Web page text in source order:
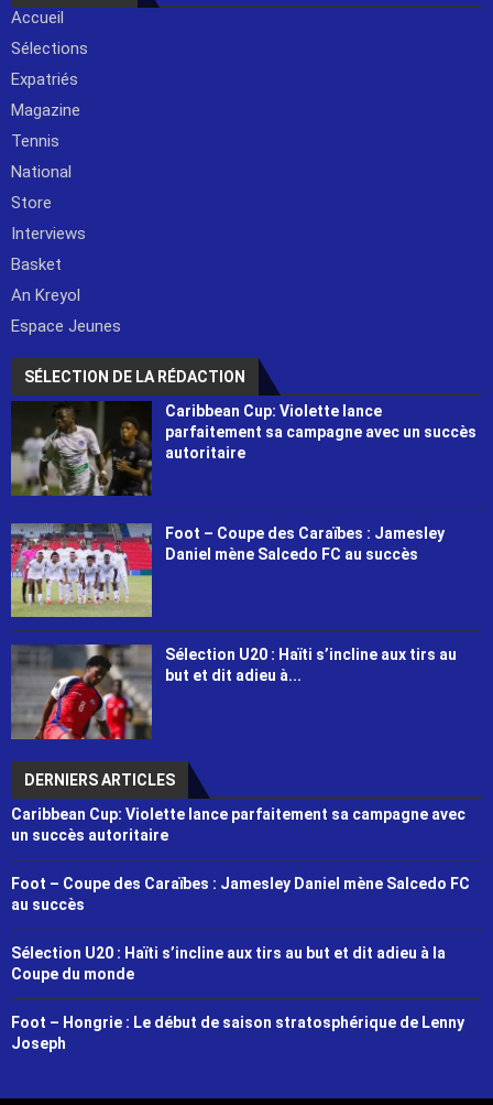
Accueil
Sélections
Expatriés
Magazine
Tennis
National
Store
Interviews
Basket
An Kreyol
Espace Jeunes
SÉLECTION DE LA RÉDACTION
Caribbean Cup: Violette lance
parfaitement sa campagne avec un succès
autoritaire
Foot – Coupe des Caraïbes : Jamesley
Daniel mène Salcedo FC au succès
Sélection U20 : Haïti s’incline aux tirs au
but et dit adieu à...
DERNIERS ARTICLES
Caribbean Cup: Violette lance parfaitement sa campagne avec
un succès autoritaire
Foot – Coupe des Caraïbes : Jamesley Daniel mène Salcedo FC
au succès
Sélection U20 : Haïti s’incline aux tirs au but et dit adieu à la
Coupe du monde
Foot – Hongrie : Le début de saison stratosphérique de Lenny
Joseph